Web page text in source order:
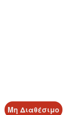
Μη Διαθέσιμο